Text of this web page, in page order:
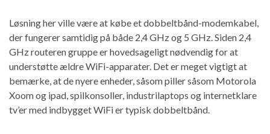
Løsning her ville være at købe et dobbeltbånd-modemkabel,
der fungerer samtidig på både 2,4 GHz og 5 GHz. Siden 2,4
GHz routeren gruppe er hovedsageligt nødvendig for at
understøtte ældre WiFi-apparater. Det er meget vigtigt at
bemærke, at de nyere enheder, såsom piller såsom Motorola
Xoom og ipad, spilkonsoller, industrilaptops og internetklare
tv’er med indbygget WiFi er typisk dobbeltbånd.